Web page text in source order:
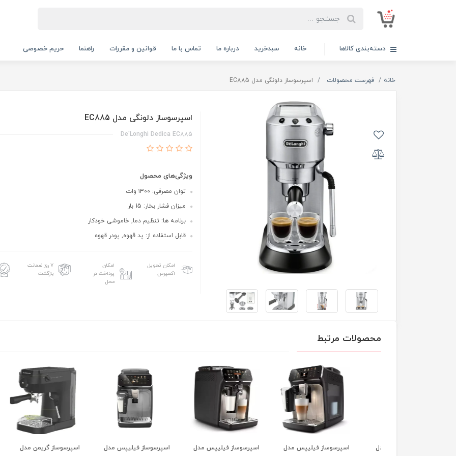
دسته‌بندی کالاها خانه سبدخرید درباره ما تماس با ما قوانین و مقررات راهنما حریم خصوصی
خانه فهرست محصولات اسپرسوساز دلونگی مدل EC885
اسپرسوساز دلونگی مدل EC885
De'Longhi Dedica EC885
ویژگی‌های محصول
توان مصرفی: ۱۳۰۰ وات
میزان فشار بخار: 15 بار
برنامه ها: تنظیم دما, خاموشی خودکار
قابل استفاده از: پد قهوه, پودر قهوه
امکان تحویل
اکسپرس
امکان
پرداخت در
محل
۷ روز ضمانت
بازگشت
محصولات مرتبط
اسپرسوساز فیلیپس مدل
اسپرسوساز فیلیپس مدل
اسپرسوساز فیلیپس مدل
اسپرسوساز گریمن مدل